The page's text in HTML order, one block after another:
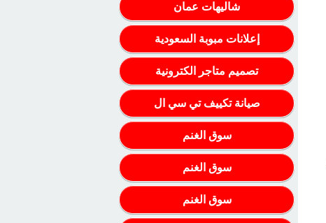
شاليهات عمان
إعلانات مبوبة السعودية
تصميم متاجر الكترونية
صيانة تكييف تي سي ال
سوق الغنم
سوق الغنم
سوق الغنم